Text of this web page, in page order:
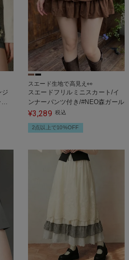
ジ
スエード生地で高見え👀
スエードフリルミニスカート/イ
ンナーパンツ付き/#NEO森ガール
¥3,289 税込
2点以上で10%OFF